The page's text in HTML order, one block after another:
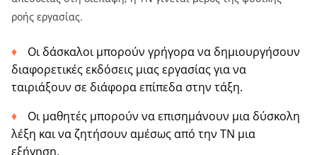
ροής εργασίας.
Οι δάσκαλοι μπορούν γρήγορα να δημιουργήσουν
διαφορετικές εκδόσεις μιας εργασίας για να
ταιριάξουν σε διάφορα επίπεδα στην τάξη.
Οι μαθητές μπορούν να επισημάνουν μια δύσκολη
λέξη και να ζητήσουν αμέσως από την ΤΝ μια
εξήγηση.